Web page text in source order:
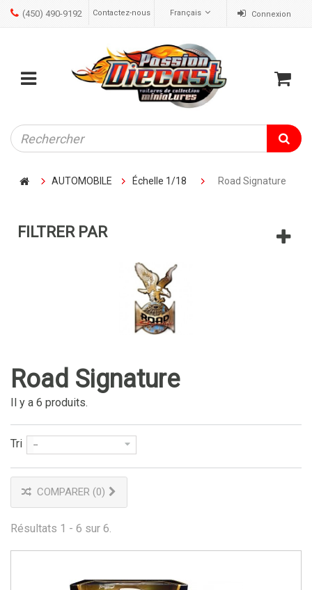
Connexion
Français
Contactez-nous
(450) 490-9192
Mobile
menu
Cart
AUTOMOBILE Échelle 1/18 Road Signature
FILTRER PAR
Road Signature
Il y a 6 produits.
Tri --
COMPARER (0)
Résultats 1 - 6 sur 6.